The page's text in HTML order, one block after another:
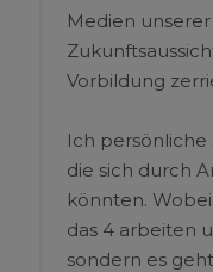
Medien
Vorbildung
Ich persönliche
die sich durch
könnten.
das 4 arbeiten
sondern es